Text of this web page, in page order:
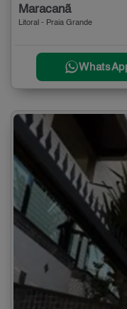
Maracanã
Litoral - Praia Grande